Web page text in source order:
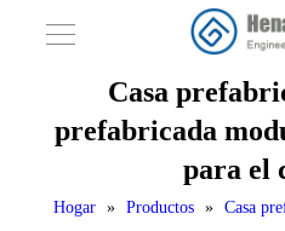
Casa
prefabricada
para el
Hogar » Productos » Casa